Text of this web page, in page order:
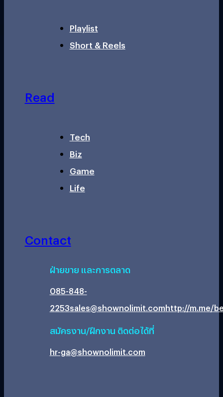
Playlist
Short & Reels
Read
Tech
Biz
Game
Life
Contact
ฝ่ายขาย และการตลาด
085-848-
2253sales@shownolimit.comhttp://m.me/
สมัครงาน/ฝึกงาน ติดต่อได้ที่
hr-ga@shownolimit.com